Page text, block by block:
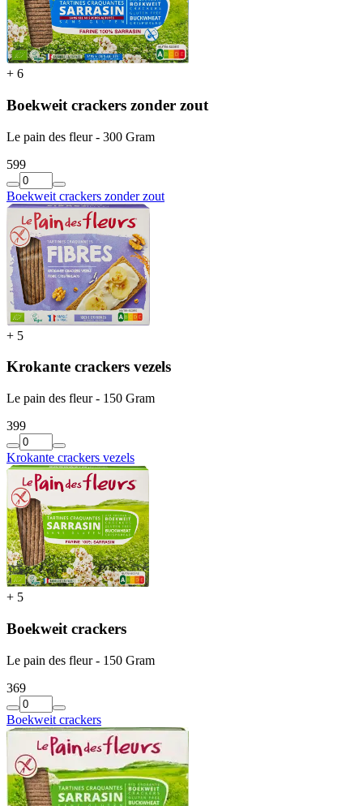
+ 6
Boekweit crackers zonder zout
Le pain des fleur - 300 Gram
599
Boekweit crackers zonder zout
+ 5
Krokante crackers vezels
Le pain des fleur - 150 Gram
399
Krokante crackers vezels
+ 5
Boekweit crackers
Le pain des fleur - 150 Gram
369
Boekweit crackers